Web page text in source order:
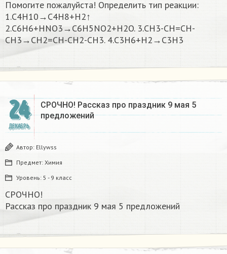
Помогите пожалуйста! Определить тип реакции:
1.C4H10→C4H8+H2↑
2.C6H6+HNO3→C6H5NO2+H2O. 3.CH3-CH=CH-
CH3→CH2=CH-CH2-CH3. 4.C3H6+H2→C3H3
24
ДЕКАБРЬ
СРОЧНО! Рассказ про праздник 9 мая 5
предложений
Автор: Ellywss
Предмет: Химия
Уровень: 5 - 9 класс
СРОЧНО!
Рассказ про праздник 9 мая 5 предложений